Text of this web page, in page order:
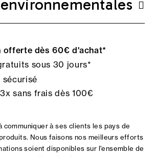
offerte dès 60€ d'achat*
sous 30 jours*
sans frais dès 100€
communiquer à ses clients les pays de
Nous faisons nos meilleurs efforts
soient disponibles sur l'ensemble de